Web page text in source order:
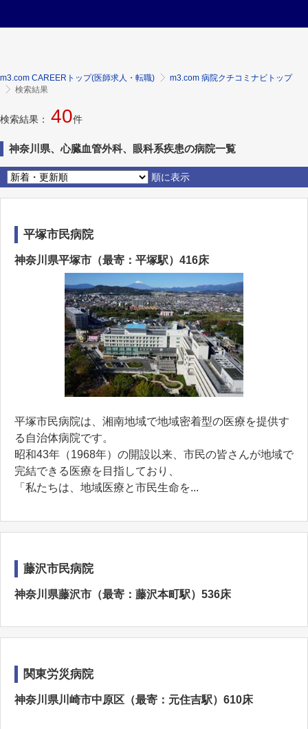
m3.com CAREERトップ(医師求人・転職)
m3.com 病院クチコミナビトップ
検索結果
検索結果： 40件
神奈川県、心臓血管外科、眼科系疾患の病院一覧
順に表示
平塚市民病院
神奈川県平塚市（最寄：平塚駅）416床
平塚市民病院は、湘南地域で地域密着型の医療を提供す
る自治体病院です。
昭和43年（1968年）の開設以来、市民の皆さんが地域で
完結できる医療を目指しており、
「私たちは、地域医療と市民生命を...
藤沢市民病院
神奈川県藤沢市（最寄：藤沢本町駅）536床
関東労災病院
神奈川県川崎市中原区（最寄：元住吉駅）610床